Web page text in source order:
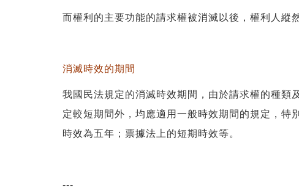
而權利的主要功能的請求權被消滅以後，權利人縱
消滅時效的期間
我國民法規定的消滅時效期間，由於請求權的種類
定較短期間外，均應適用一般時效期間的規定，特
時效為五年；票據法上的短期時效等。
---